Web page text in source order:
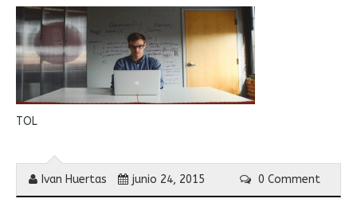
TOL
Ivan Huertas junio 24, 2015 0 Comment